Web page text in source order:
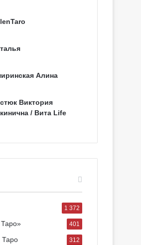
Алина
Виктория
/ Вита Life
1 372
401
Таро 312